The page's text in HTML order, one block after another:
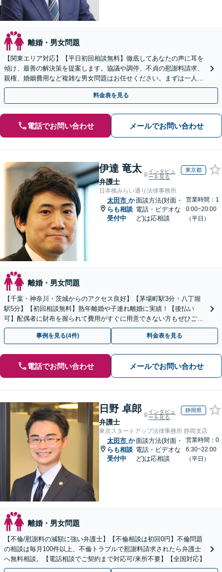
離婚・男女問題
【関東エリア対応】【平日初回相談無料】徹底してあなたの声に耳を
傾け、最善の解決策を提案します。協議や調停、不貞の慰謝料請求、
親権、婚姻費用など複雑な男女問題はお任せください。まずは一人で
抱え込まずお話しください。
料金表を見る
電話でお問い合わせ メールでお問い合わせ
伊達 竜太
弁護士
インタビュ
ーを見る
東京都
日本橋みらい通り法律事務所
太田市 か
らも相談
受付中
面談方法(対面・
電話・ビデオな
ど)は応相談
営業時間：1
0:00~20:00
（平日）
離婚・男女問題
【千葉・神奈川・茨城からのアクセス良好】【茅場町駅3分・八丁堀
駅5分】【初回相談無料】熟年離婚や子連れ離婚に実績！【後払い
可】配偶者に財布を握られて費用がすぐに用意できない方もぜひご相
談ください。子の連れ去りや婚姻費用の請求も直ちに対応。
事例を見る(4件) 料金表を見る
電話でお問い合わせ メールでお問い合わせ
日野 卓郎
弁護士
インタビュ
ーを見る
静岡県
東京スタートアップ法律事務所 静岡支店
太田市 か
らも相談
受付中
面談方法(対面・
電話・ビデオな
ど)は応相談
営業時間：0
6:30~22:00
（平日）
離婚・男女問題
【不倫/慰謝料の減額に強い弁護士】【不倫相談は初回0円】不倫問題
の相談は毎月100件以上、不倫トラブルで慰謝料請求されたら弁護士
へ無料相談。【電話相談でご契約まで対応可/来所不要】【全国対応】